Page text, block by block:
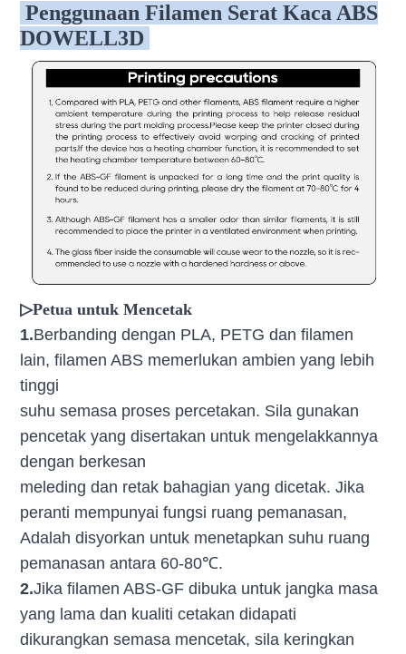
Penggunaan Filamen Serat Kaca ABS
DOWELL3D
▷Petua untuk Mencetak
1.Berbanding dengan PLA, PETG dan filamen
lain, filamen ABS memerlukan ambien yang lebih
tinggi
suhu semasa proses percetakan. Sila gunakan
pencetak yang disertakan untuk mengelakkannya
dengan berkesan
meleding dan retak bahagian yang dicetak. Jika
peranti mempunyai fungsi ruang pemanasan,
Adalah disyorkan untuk menetapkan suhu ruang
pemanasan antara 60-80℃.
2.Jika filamen ABS-GF dibuka untuk jangka masa
yang lama dan kualiti cetakan didapati
dikurangkan semasa mencetak, sila keringkan